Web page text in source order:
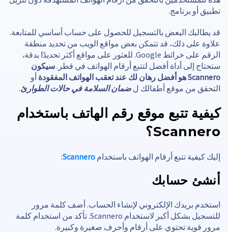
تطبيق أو برنامج.
قد يطالبك البعض بالتسجيل للحصول على حساب أساسي للمتابعة.
علاوة على ذلك، قد تتمكن بعض مواقع الويب من تحديد منطقة
الرقم على خرائط Google. للعثور على مواقع أكثر تحديدًا بدقة،
ستحتاج إلى أداة أفضل لتتبع أرقام الهواتف في قطر.سيكون
Scannero هو أفضل رهان لك عند تعقب الهواتف المفقودة
أو
التحقق من موقع أطفالك ل ضمان السلامة في حالات الطوارئ.
كيفية تتبع موقع رقم الهاتف باستخدام
Scannero؟
إليك كيفية تتبع أرقام الهواتف باستخدام Scannero
:
أنشئ حسابك
استخدم بريدك الإلكتروني لإنشاء الحساب. أضف كلمة مرور
للتسجيل بشكل أكبر لاستخدام Scannero. تأكد من استخدام كلمة
مرور قوية تحتوي على أرقام وأحرف صغيرة وكبيرة.